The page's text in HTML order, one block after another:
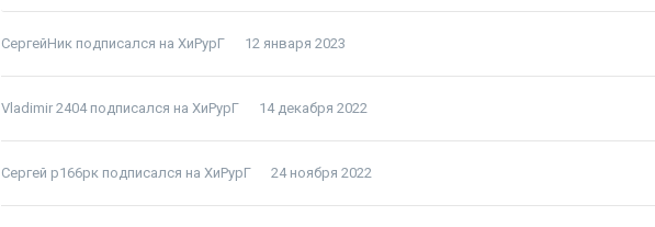
СергейНикподписался на ХиРурГ 12 января 2023
Vladimir 2404подписался на ХиРурГ 14 декабря 2022
Сергей р166ркподписался на ХиРурГ 24 ноября 2022